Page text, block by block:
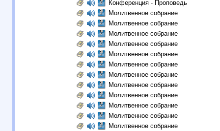
Конференция - Проповедь
Молитвенное собрание
Молитвенное собрание
Молитвенное собрание
Молитвенное собрание
Молитвенное собрание
Молитвенное собрание
Молитвенное собрание
Молитвенное собрание
Молитвенное собрание
Молитвенное собрание
Молитвенное собрание
Молитвенное собрание